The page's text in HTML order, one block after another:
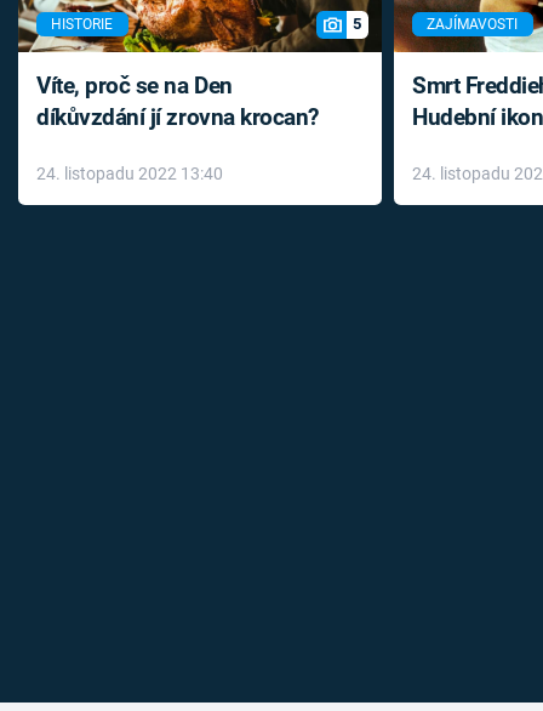
HISTORIE 5
Víte, proč se na Den
díkůvzdání jí zrovna krocan?
24. listopadu 2022 13:40
ZAJÍMAVOSTI
Smrt
Hudební
léky
24. listopadu